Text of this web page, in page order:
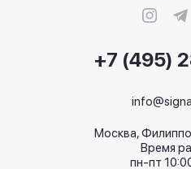
+7 (495)
Москва,
Время
пн-пт